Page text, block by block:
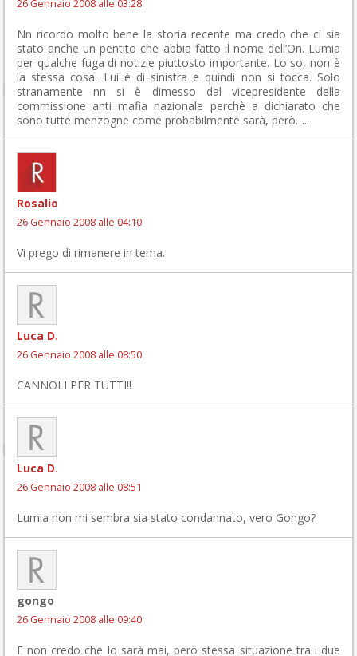
26 Gennaio 2008 alle 03:28
Nn ricordo molto bene la storia recente ma credo che ci sia
stato anche un pentito che abbia fatto il nome dell’On. Lumia
per qualche fuga di notizie piuttosto importante. Lo so, non è
la stessa cosa. Lui è di sinistra e quindi non si tocca. Solo
stranamente nn si è dimesso dal vicepresidente della
commissione anti mafia nazionale perchè a dichiarato che
sono tutte menzogne come probabilmente sarà, però…..
Rosalio
26 Gennaio 2008 alle 04:10
Vi prego di rimanere in tema.
Luca D.
26 Gennaio 2008 alle 08:50
CANNOLI PER TUTTI!!
Luca D.
26 Gennaio 2008 alle 08:51
Lumia non mi sembra sia stato condannato, vero Gongo?
gongo
26 Gennaio 2008 alle 09:40
E non credo che lo sarà mai, però stessa situazione tra i due